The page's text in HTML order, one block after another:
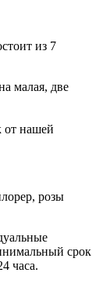
из 7
малая, две
от нашей
розы
срок
часа.